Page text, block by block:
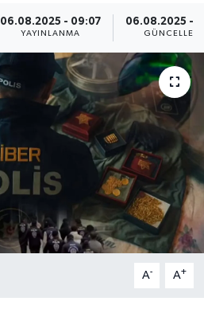
06.08.2025 - 09:07
YAYINLANMA
06.08.2025 -
A- A+